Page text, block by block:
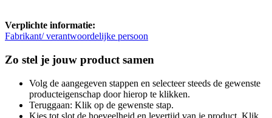
Verplichte informatie:
Fabrikant/ verantwoordelijke persoon
Zo stel je jouw product samen
Volg de aangegeven stappen en selecteer steeds de gewenste
producteigenschap door hierop te klikken.
Teruggaan: Klik op de gewenste stap.
Kies tot slot de hoeveelheid en levertijd van je product. Klik